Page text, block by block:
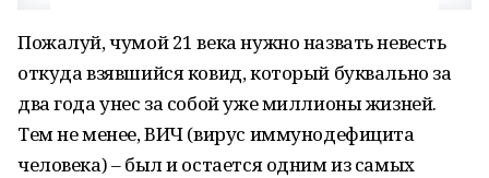
Пожалуй, чумой 21 века нужно назвать невесть
откуда взявшийся ковид, который буквально за
два года унес за собой уже миллионы жизней.
Тем не менее, ВИЧ (вирус иммунодефицита
человека) – был и остается одним из самых